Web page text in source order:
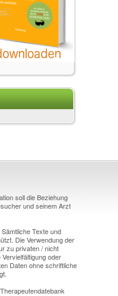
soll die Beziehung
und seinem Arzt
Texte und
Die Verwendung der
zu privaten / nicht
oder
Daten ohne schriftliche